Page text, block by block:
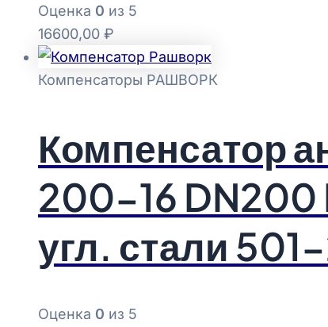
Оценка 0 из 5
16600,00 ₽
Компенсаторы РАШВОРК
Компенсатор
200-16 DN200
угл. стали
Оценка 0 из 5